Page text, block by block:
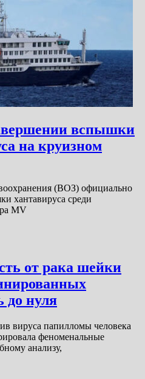
вспышки
на круизном
(ВОЗ) официально
хантавируса среди
MV
от рака шейки
до нуля
вируса папилломы человека
феноменальные
анализу,